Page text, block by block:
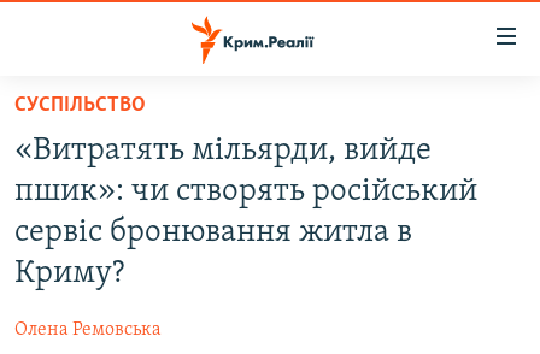
Перейти
основного
матеріалу
Перейти
до
основної
Перейти
ВОДА.КРИМ
ВІДЕО ТА ФОТО
ПОЛІТИКА
СУСПІЛЬСТВО
«Витратять мільярди, вийде
пшик»: чи створять російський
сервіс бронювання житла в
Криму?
Олена Ремовська